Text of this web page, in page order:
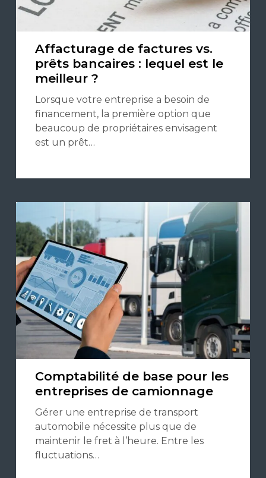
Affacturage de factures vs.
prêts bancaires : lequel est le
meilleur ?
Lorsque votre entreprise a besoin de
financement, la première option que
beaucoup de propriétaires envisagent
est un prêt…
Comptabilité de base pour les
entreprises de camionnage
Gérer une entreprise de transport
automobile nécessite plus que de
maintenir le fret à l’heure. Entre les
fluctuations…